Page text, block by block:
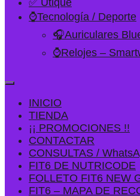
✅ Utique
⌚Tecnología / Deporte
🎧Auriculares
⌚Relojes –
INICIO
TIENDA
¡¡ PROMOCIONES !!
CONTACTAR
CONSULTAS /
FIT6 DE NUTRICODE
FOLLETO FIT6 NEW
FIT6 – MAPA DE